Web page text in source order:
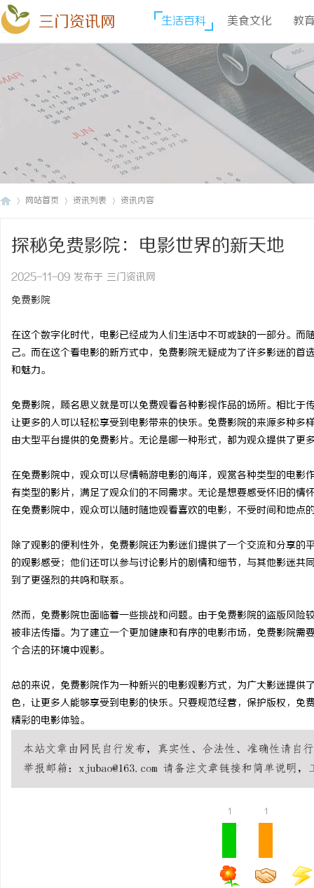
三门资讯网 生活百科 美食文化 教
网站首页 资讯列表 资讯内容
探秘免费影院：电影世界的新天地
2025-11-09 发布于 三门资讯网
免费影院
在这个数字化时代，电影已经成为人们生活中不可或缺的一部分。
己。而在这个看电影的新方式中，免费影院无疑成为了许多影迷的
和魅力。
免费影院，顾名思义就是可以免费观看各种影视作品的场所。相比
让更多的人可以轻松享受到电影带来的快乐。免费影院的来源多种
由大型平台提供的免费影片。无论是哪一种形式，都为观众提供了更
在免费影院中，观众可以尽情畅游电影的海洋，观赏各种类型的电
有类型的影片，满足了观众们的不同需求。无论是想要感受怀旧的
在免费影院中，观众可以随时随地观看喜欢的电影，不受时间和地点
除了观影的便利性外，免费影院还为影迷们提供了一个交流和分享
的观影感受；他们还可以参与讨论影片的剧情和细节，与其他影迷
到了更强烈的共鸣和联系。
然而，免费影院也面临着一些挑战和问题。由于免费影院的盗版风
被非法传播。为了建立一个更加健康和有序的电影市场，免费影院
个合法的环境中观影。
总的来说，免费影院作为一种新兴的电影观影方式，为广大影迷提
色，让更多人能够享受到电影的快乐。只要规范经营，保护版权，
精彩的电影体验。
1 1